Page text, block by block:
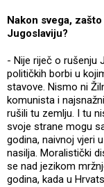
Nakon svega,
Jugoslaviju?
- Nije riječ o rušenju
političkih borbi u
stavove. Nismo ni
komunista i
rušili tu zemlju. I tu
svoje strane mogu
godina, naivnoj vjeri
nasilja. Moralistički
se nad jezikom
godina, kada u